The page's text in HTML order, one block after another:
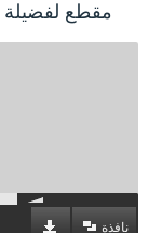
مقطع لفضيلة
نافذة